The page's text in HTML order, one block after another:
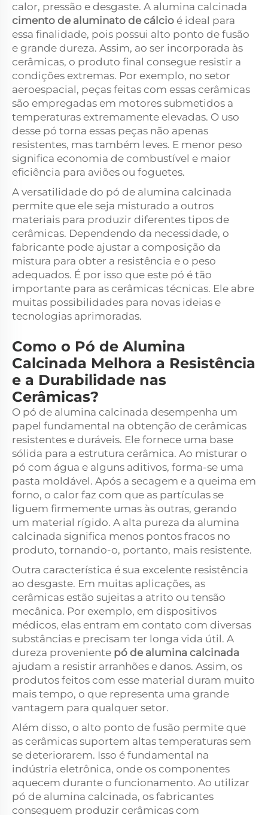
calor, pressão e desgaste. A alumina calcinada
cimento de aluminato de cálcio é ideal para
essa finalidade, pois possui alto ponto de fusão
e grande dureza. Assim, ao ser incorporada às
cerâmicas, o produto final consegue resistir a
condições extremas. Por exemplo, no setor
aeroespacial, peças feitas com essas cerâmicas
são empregadas em motores submetidos a
temperaturas extremamente elevadas. O uso
desse pó torna essas peças não apenas
resistentes, mas também leves. E menor peso
significa economia de combustível e maior
eficiência para aviões ou foguetes.
A versatilidade do pó de alumina calcinada
permite que ele seja misturado a outros
materiais para produzir diferentes tipos de
cerâmicas. Dependendo da necessidade, o
fabricante pode ajustar a composição da
mistura para obter a resistência e o peso
adequados. É por isso que este pó é tão
importante para as cerâmicas técnicas. Ele abre
muitas possibilidades para novas ideias e
tecnologias aprimoradas.
Como o Pó de Alumina
Calcinada Melhora a Resistência
e a Durabilidade nas
Cerâmicas?
O pó de alumina calcinada desempenha um
papel fundamental na obtenção de cerâmicas
resistentes e duráveis. Ele fornece uma base
sólida para a estrutura cerâmica. Ao misturar o
pó com água e alguns aditivos, forma-se uma
pasta moldável. Após a secagem e a queima em
forno, o calor faz com que as partículas se
liguem firmemente umas às outras, gerando
um material rígido. A alta pureza da alumina
calcinada significa menos pontos fracos no
produto, tornando-o, portanto, mais resistente.
Outra característica é sua excelente resistência
ao desgaste. Em muitas aplicações, as
cerâmicas estão sujeitas a atrito ou tensão
mecânica. Por exemplo, em dispositivos
médicos, elas entram em contato com diversas
substâncias e precisam ter longa vida útil. A
dureza proveniente pó de alumina calcinada
ajudam a resistir arranhões e danos. Assim, os
produtos feitos com esse material duram muito
mais tempo, o que representa uma grande
vantagem para qualquer setor.
Além disso, o alto ponto de fusão permite que
as cerâmicas suportem altas temperaturas sem
se deteriorarem. Isso é fundamental na
indústria eletrônica, onde os componentes
aquecem durante o funcionamento. Ao utilizar
pó de alumina calcinada, os fabricantes
conseguem produzir cerâmicas com